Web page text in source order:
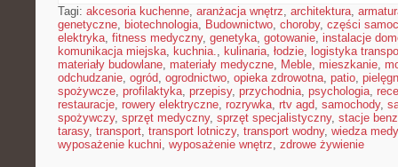
Tagi: akcesoria kuchenne, aranżacja wnętrz, architektura,
genetyczne, biotechnologia, Budownictwo, choroby, części
elektryka, fitness medyczny, genetyka, gotowanie, instalacje
komunikacja miejska, kuchnia., kulinaria, łodzie, logistyka
materiały budowlane, materiały medyczne, Meble, mieszkanie,
odchudzanie, ogród, ogrodnictwo, opieka zdrowotna, patio,
spożywcze, profilaktyka, przepisy, przychodnia, psychologia,
restauracje, rowery elektryczne, rozrywka, rtv agd, samochody,
spożywczy, sprzęt medyczny, sprzęt specjalistyczny, stacje
tarasy, transport, transport lotniczy, transport wodny, wiedza
wyposażenie kuchni, wyposażenie wnętrz, zdrowe żywienie